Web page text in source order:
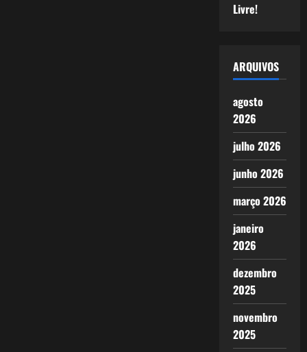
Livre!
ARQUIVOS
agosto
2026
julho 2026
junho 2026
março 2026
janeiro
2026
dezembro
2025
novembro
2025